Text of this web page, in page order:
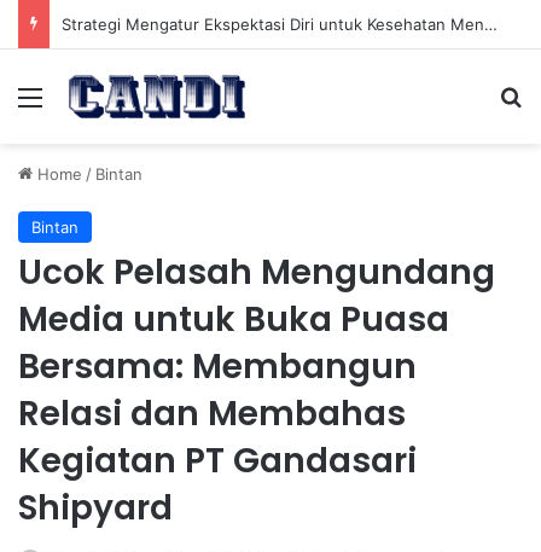
Strategi Mengatur Ekspektasi Diri untuk Kesehatan Mental yang Lebih Seimbang
Menu
Home / Bintan
Bintan
Ucok Pelasah Mengundang
Media untuk Buka Puasa
Bersama: Membangun
Relasi dan Membahas
Kegiatan PT Gandasari
Shipyard